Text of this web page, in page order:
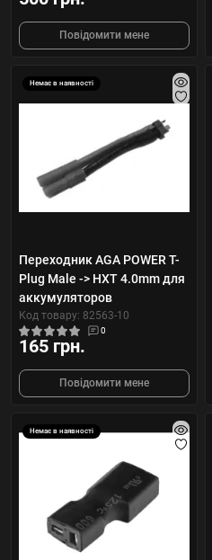
Повідомити мене
Немає в наявності
Переходник AGA POWER T-
Plug Male -> HXT 4.0mm для
аккумуляторов
Код товару: 82563-10
0
165 грн.
Повідомити мене
Немає в наявності